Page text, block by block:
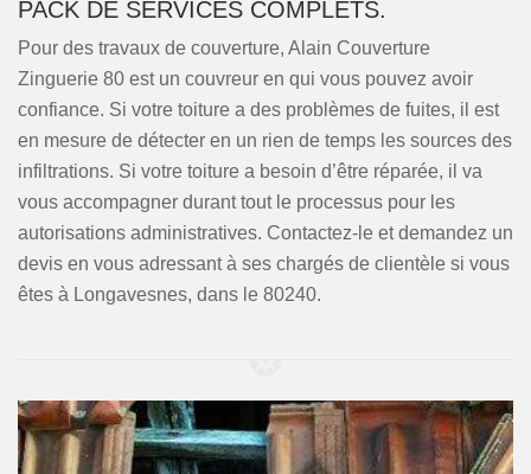
PACK DE SERVICES COMPLETS.
Pour des travaux de couverture, Alain Couverture
Zinguerie 80 est un couvreur en qui vous pouvez avoir
confiance. Si votre toiture a des problèmes de fuites, il est
en mesure de détecter en un rien de temps les sources des
infiltrations. Si votre toiture a besoin d’être réparée, il va
vous accompagner durant tout le processus pour les
autorisations administratives. Contactez-le et demandez un
devis en vous adressant à ses chargés de clientèle si vous
êtes à Longavesnes, dans le 80240.